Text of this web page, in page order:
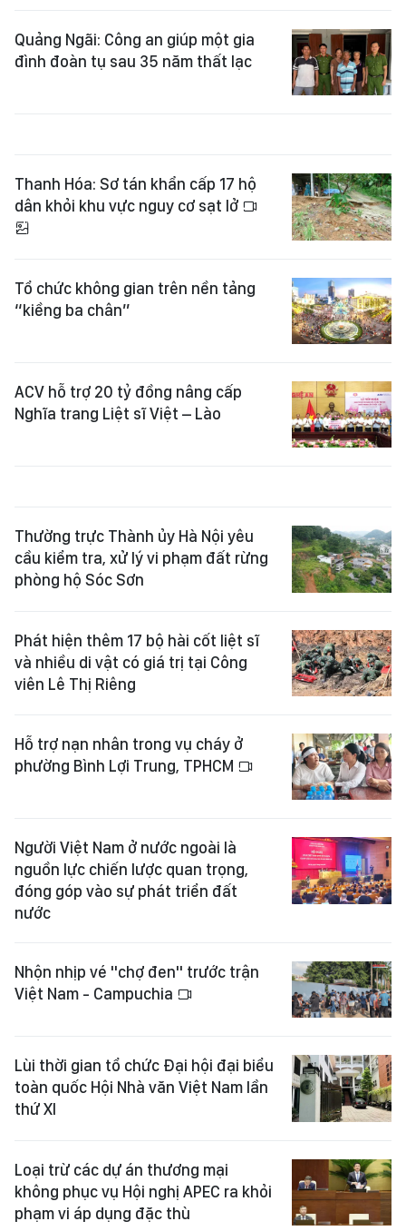
Quảng Ngãi: Công an giúp một gia
đình đoàn tụ sau 35 năm thất lạc
Thanh Hóa: Sơ tán khẩn cấp 17 hộ
dân khỏi khu vực nguy cơ sạt lở
Tổ chức không gian trên nền tảng
“kiềng ba chân”
ACV hỗ trợ 20 tỷ đồng nâng cấp
Nghĩa trang Liệt sĩ Việt – Lào
Thường trực Thành ủy Hà Nội yêu
cầu kiểm tra, xử lý vi phạm đất rừng
phòng hộ Sóc Sơn
Phát hiện thêm 17 bộ hài cốt liệt sĩ
và nhiều di vật có giá trị tại Công
viên Lê Thị Riêng
Hỗ trợ nạn nhân trong vụ cháy ở
phường Bình Lợi Trung, TPHCM
Người Việt Nam ở nước ngoài là
nguồn lực chiến lược quan trọng,
đóng góp vào sự phát triển đất
nước
Nhộn nhịp vé "chợ đen" trước trận
Việt Nam - Campuchia
Lùi thời gian tổ chức Đại hội đại biểu
toàn quốc Hội Nhà văn Việt Nam lần
thứ XI
Loại trừ các dự án thương mại
không phục vụ Hội nghị APEC ra khỏi
phạm vi áp dụng đặc thù